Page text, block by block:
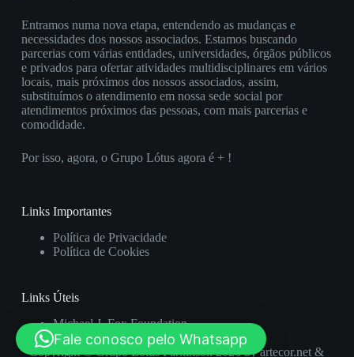
Entramos numa nova etapa, entendendo as mudanças e
necessidades dos nossos associados. Estamos buscando
parcerias com várias entidades, universidades, órgãos públicos
e privados para ofertar atividades multidisciplinares em vários
locais, mais próximos dos nossos associados, assim,
substituímos o atendimento em nossa sede social por
atendimentos próximos das pessoas, com mais parcerias e
comodidade.
Por isso, agora, o Grupo Lótus agora é + !
Links Importantes
Política de Privacidade
Política de Cookies
Links Úteis
Michael J. Fox Foundation
Rede Luci Montoro
Copyright © Grupo Lótus Parkinson 2026 byartecor.net &
Fale conosco pelo Whatsapp